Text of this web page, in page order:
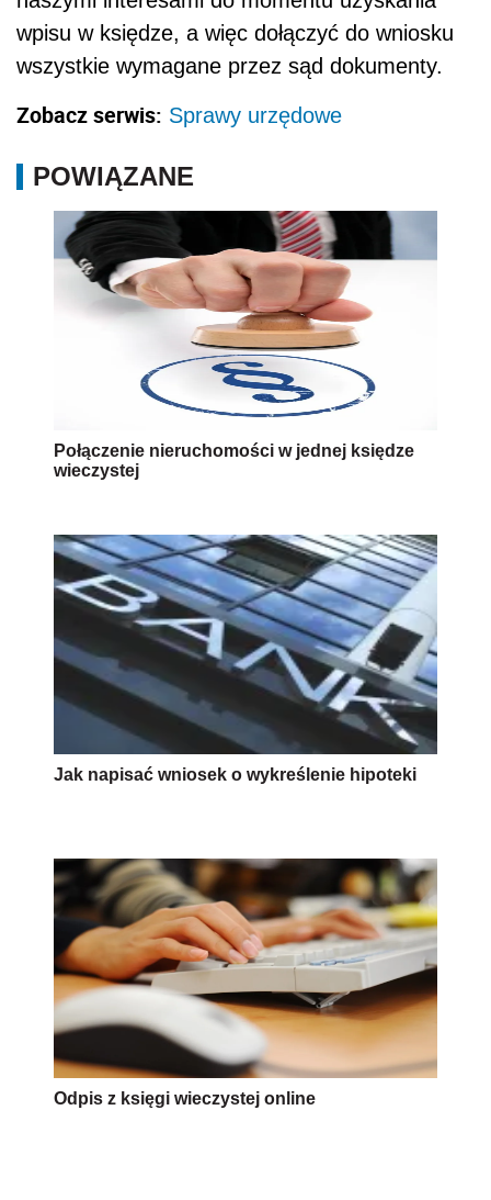
wpisu w księdze, a więc dołączyć do wniosku
wszystkie wymagane przez sąd dokumenty.
Zobacz serwis: Sprawy urzędowe
POWIĄZANE
Połączenie nieruchomości w jednej księdze
wieczystej
Jak napisać wniosek o wykreślenie hipoteki
Odpis z księgi wieczystej online